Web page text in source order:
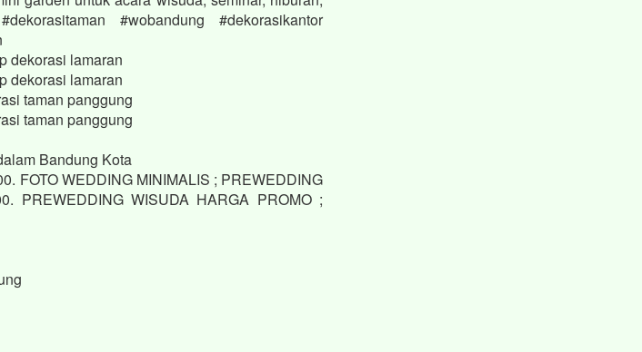
#wobandung #dekorasikantor
dekorasi lamaran
dekorasi lamaran
taman panggung
taman panggung
Bandung Kota
FOTO WEDDING MINIMALIS ; PREWEDDING
PREWEDDING WISUDA HARGA PROMO ;